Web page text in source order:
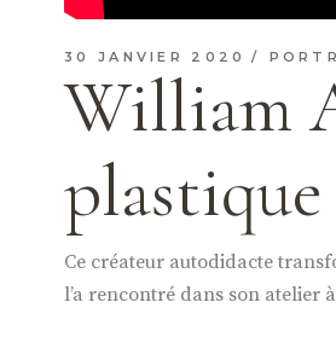
30 JANVIER 2020
William
Ce créateur autodidacte
l’a rencontré dans son atelier